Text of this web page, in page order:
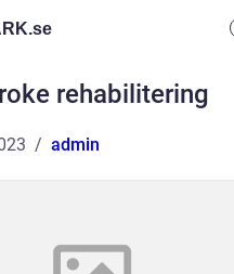
se
rehabilitering
admin